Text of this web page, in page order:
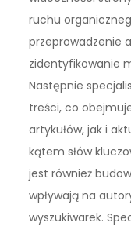
ruchu
przeprowadzenie
zidentyfikowanie
Następnie
treści, co
artykułów, jak i
kątem słów
jest również
wpływają na
wyszukiwarek.